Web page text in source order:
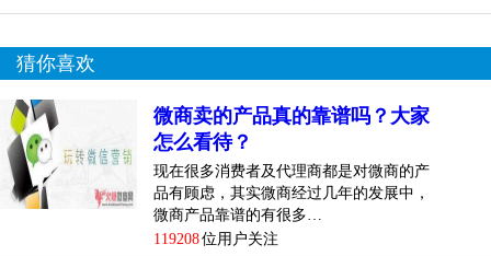
猜你喜欢
微商卖的产品真的靠谱吗？大家
怎么看待？
现在很多消费者及代理商都是对微商的产
品有顾虑，其实微商经过几年的发展中，
微商产品靠谱的有很多…
119208位用户关注